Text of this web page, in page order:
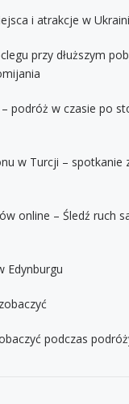
i atrakcje w
przy dłuższym
podróż w czasie po
w Turcji – spotkanie
online – Śledź ruch
Edynburgu
podczas